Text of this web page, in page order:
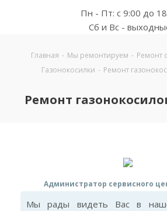
Пн - Пт: с 9:00 до
Сб и Вс -
Главная - Мы ремонтируем - Ремонт
Газонокосилки - Ремонт
Ремонт
Администратор сервисного
Мы рады видеть Вас в